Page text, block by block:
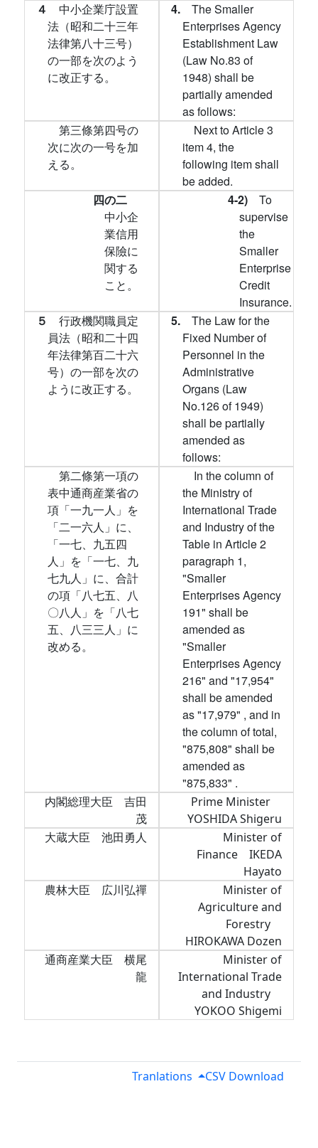
４ 中小企業庁設置
法（昭和二十三年
法律第八十三号）
の一部を次のよう
に改正する。
4. The Smaller
Enterprises Agency
Establishment Law
(Law No.83 of
1948) shall be
partially amended
as follows:
第三條第四号の
次に次の一号を加
える。
Next to Article 3
item 4, the
following item shall
be added.
四の二
中小企
業信用
保險に
関する
こと。
4-2) To
supervise
the
Smaller
Enterprise
Credit
Insurance.
５ 行政機関職員定
員法（昭和二十四
年法律第百二十六
号）の一部を次の
ように改正する。
5. The Law for the
Fixed Number of
Personnel in the
Administrative
Organs (Law
No.126 of 1949)
shall be partially
amended as
follows:
第二條第一項の
表中通商産業省の
項「一九一人」を
「二一六人」に、
「一七、九五四
人」を「一七、九
七九人」に、合計
の項「八七五、八
〇八人」を「八七
五、八三三人」に
改める。
In the column of
the Ministry of
International Trade
and Industry of the
Table in Article 2
paragraph 1,
"Smaller
Enterprises Agency
191" shall be
amended as
"Smaller
Enterprises Agency
216" and "17,954"
shall be amended
as "17,979" , and in
the column of total,
"875,808" shall be
amended as
"875,833" .
内閣総理大臣 吉田
茂
Prime Minister
YOSHIDA Shigeru
大蔵大臣 池田勇人
Minister of
Finance IKEDA
Hayato
農林大臣 広川弘禪
Minister of
Agriculture and
Forestry
HIROKAWA Dozen
通商産業大臣 横尾
龍
Minister of
International Trade
and Industry
YOKOO Shigemi
Tranlations CSV Download